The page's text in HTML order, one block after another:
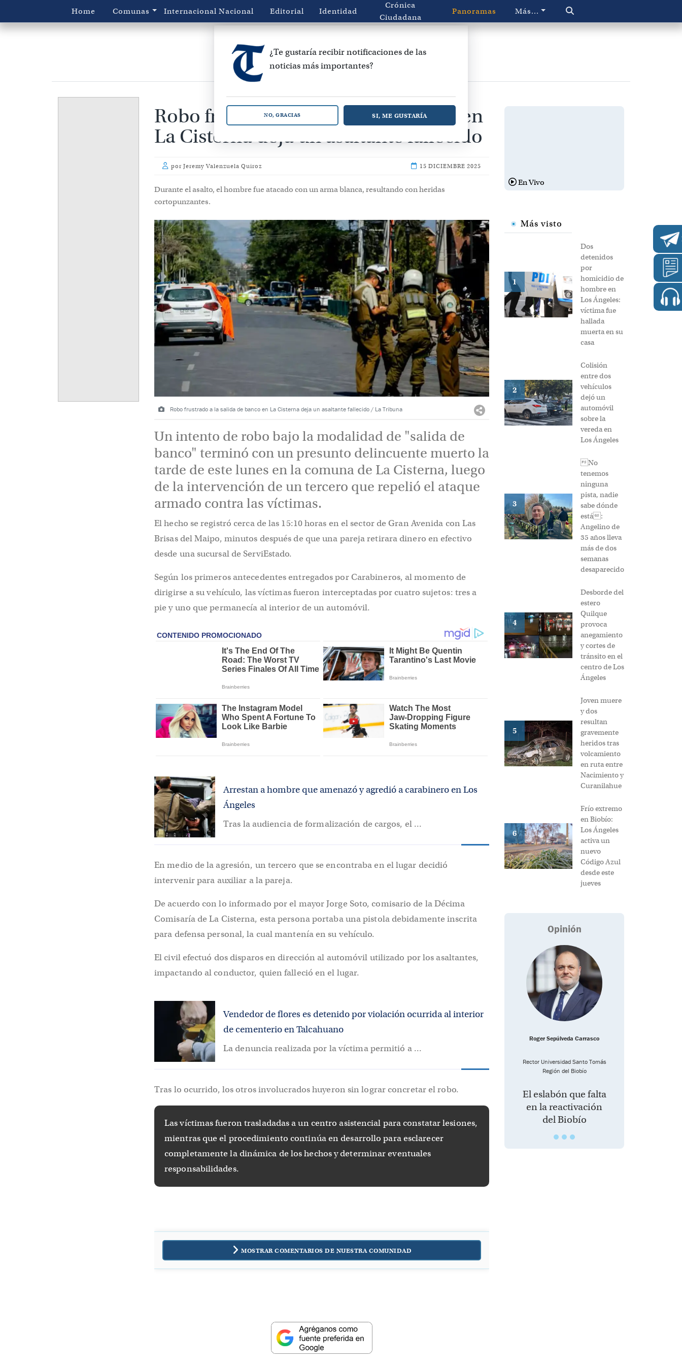
Home Comunas Internacional Nacional Editorial Identidad
Crónica
Ciudadana
Panoramas Más...
Robo frustrado a la salida de banco en
La Cisterna deja un asaltante fallecido
por Jeremy Valenzuela Quiroz 15 DICIEMBRE 2025
Durante el asalto, el hombre fue atacado con un arma blanca, resultando con heridas
cortopunzantes.
Robo frustrado a la salida de banco en La Cisterna deja un asaltante fallecido / La Tribuna
Un intento de robo bajo la modalidad de "salida de
banco" terminó con un presunto delincuente muerto la
tarde de este lunes en la comuna de La Cisterna, luego
de la intervención de un tercero que repelió el ataque
armado contra las víctimas.
El hecho se registró cerca de las 15:10 horas en el sector de Gran Avenida con Las
Brisas del Maipo, minutos después de que una pareja retirara dinero en efectivo
desde una sucursal de ServiEstado.
Según los primeros antecedentes entregados por Carabineros, al momento de
dirigirse a su vehículo, las víctimas fueron interceptadas por cuatro sujetos: tres a
pie y uno que permanecía al interior de un automóvil.
Arrestan a hombre que amenazó y agredió a carabinero en Los
Ángeles
Tras la audiencia de formalización de cargos, el ...
En medio de la agresión, un tercero que se encontraba en el lugar decidió
intervenir para auxiliar a la pareja.
De acuerdo con lo informado por el mayor Jorge Soto, comisario de la Décima
Comisaría de La Cisterna, esta persona portaba una pistola debidamente inscrita
para defensa personal, la cual mantenía en su vehículo.
El civil efectuó dos disparos en dirección al automóvil utilizado por los asaltantes,
impactando al conductor, quien falleció en el lugar.
Vendedor de flores es detenido por violación ocurrida al interior
de cementerio en Talcahuano
La denuncia realizada por la víctima permitió a ...
Tras lo ocurrido, los otros involucrados huyeron sin lograr concretar el robo.
Las víctimas fueron trasladadas a un centro asistencial para constatar lesiones,
mientras que el procedimiento continúa en desarrollo para esclarecer
completamente la dinámica de los hechos y determinar eventuales
responsabilidades.
MOSTRAR COMENTARIOS DE NUESTRA COMUNIDAD
En Vivo
Más visto
1
Dos
detenidos
por
homicidio de
hombre en
Los Ángeles:
víctima fue
hallada
muerta en su
casa
2
Colisión
entre dos
vehículos
dejó un
automóvil
sobre la
vereda en
Los Ángeles
3
No
tenemos
ninguna
pista, nadie
sabe dónde
está:
Angelino de
35 años lleva
más de dos
semanas
desaparecido
4
Desborde del
estero
Quilque
provoca
anegamiento
y cortes de
tránsito en el
centro de Los
Ángeles
5
Joven muere
y dos
resultan
gravemente
heridos tras
volcamiento
en ruta entre
Nacimiento y
Curanilahue
6
Frío extremo
en Biobío:
Los Ángeles
activa un
nuevo
Código Azul
desde este
jueves
Opinión
Roger Sepúlveda Carrasco
Rector Universidad Santo Tomás
Región del Biobío
El eslabón que falta
en la reactivación
del Biobío
¿Te gustaría recibir notificaciones de las
noticias más importantes?
NO, GRACIAS SI, ME GUSTARÍA